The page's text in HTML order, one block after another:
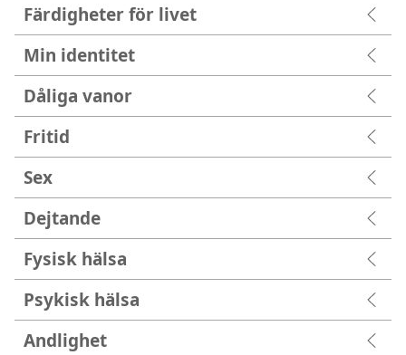
Färdigheter för livet
Min identitet
Dåliga vanor
Fritid
Sex
Dejtande
Fysisk hälsa
Psykisk hälsa
Andlighet